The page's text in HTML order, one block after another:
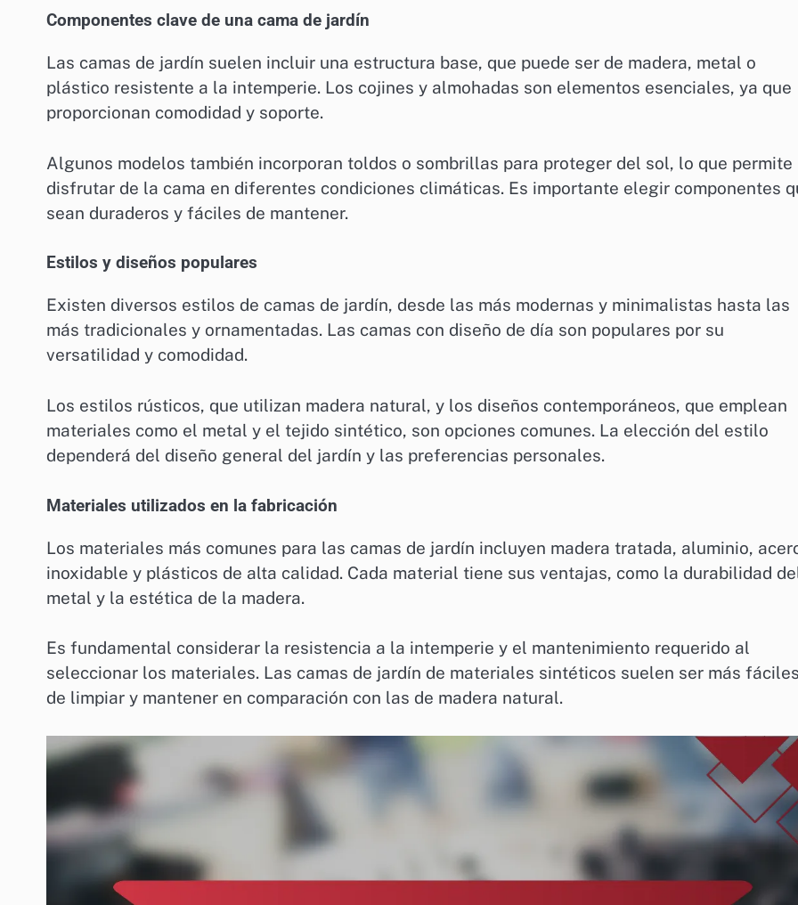
Componentes clave de una cama de jardín
Las camas de jardín suelen incluir una estructura base, que puede ser de madera, metal o
plástico resistente a la intemperie. Los cojines y almohadas son elementos esenciales, ya que
proporcionan comodidad y soporte.
Algunos modelos también incorporan toldos o sombrillas para proteger del sol, lo que permite
disfrutar de la cama en diferentes condiciones climáticas. Es importante elegir componentes
sean duraderos y fáciles de mantener.
Estilos y diseños populares
Existen diversos estilos de camas de jardín, desde las más modernas y minimalistas hasta las
más tradicionales y ornamentadas. Las camas con diseño de día son populares por su
versatilidad y comodidad.
Los estilos rústicos, que utilizan madera natural, y los diseños contemporáneos, que emplean
materiales como el metal y el tejido sintético, son opciones comunes. La elección del estilo
dependerá del diseño general del jardín y las preferencias personales.
Materiales utilizados en la fabricación
Los materiales más comunes para las camas de jardín incluyen madera tratada, aluminio,
inoxidable y plásticos de alta calidad. Cada material tiene sus ventajas, como la durabilidad
metal y la estética de la madera.
Es fundamental considerar la resistencia a la intemperie y el mantenimiento requerido al
seleccionar los materiales. Las camas de jardín de materiales sintéticos suelen ser más
de limpiar y mantener en comparación con las de madera natural.